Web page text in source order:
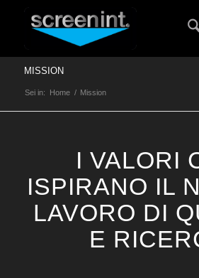
MISSION
Sei in: Home / Mission
I VALORI
ISPIRANO IL
LAVORO DI
E